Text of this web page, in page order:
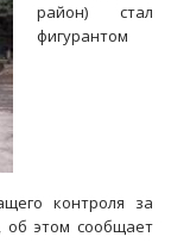
район) стал
фигурантом
контроля за
об этом сообщает